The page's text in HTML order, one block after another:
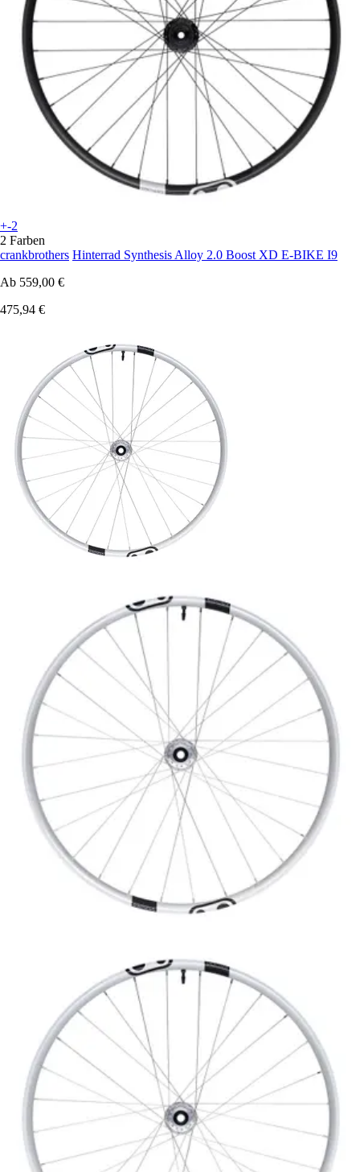
+-2
2 Farben
crankbrothers Hinterrad Synthesis Alloy 2.0 Boost XD E-BIKE I9
Ab 559,00 €
475,94 €